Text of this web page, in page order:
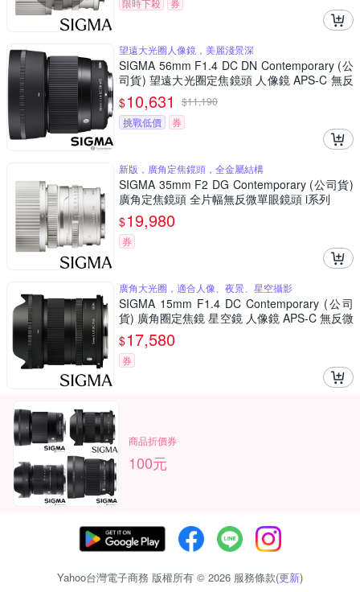
限時下殺
券
望遠大光圈人像鏡，美麗淺景深
SIGMA 56mm F1.4 DC DN Contemporary (公
司貨) 望遠大光圈定焦鏡頭 人像鏡 APS-C 無反
微單眼專用鏡頭
$10,631 $11,190
挑戰低價
券
新版，廣角定焦鏡頭，全金屬結構
SIGMA 35mm F2 DG Contemporary (公司貨)
廣角定焦鏡頭 全片幅無反微單眼鏡頭 i系列
$19,980
券
廣角大光圈，適合人像、夜景、星空攝影
SIGMA 15mm F1.4 DC Contemporary (公司
貨) 廣角圈定焦鏡 星空鏡 人像鏡 APS-C 無反微
單眼專用鏡頭
$17,580
券
商品折價券
100元
Yahoo台灣電子商務 版權所有 © 2026 服務條款(更新)